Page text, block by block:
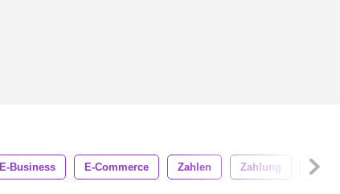
E-Business E-Commerce Zahlen Zahlung Bit